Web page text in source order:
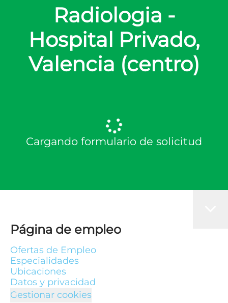
Radiologia -
Hospital Privado,
Valencia (centro)
Cargando formulario de solicitud
Página de empleo
Ofertas de Empleo
Especialidades
Ubicaciones
Datos y privacidad
Gestionar cookies